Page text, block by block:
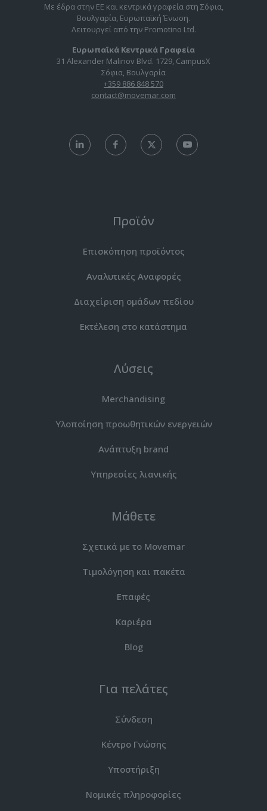
Με έδρα στην ΕΕ και κεντρικά γραφεία στη Σόφια,
Βουλγαρία, Ευρωπαϊκή Ένωση.
Λειτουργεί από την Promotino Ltd.
Ευρωπαϊκά Κεντρικά Γραφεία
31 Alexander Malinov Blvd. 1729, CampusX
Σόφια, Βουλγαρία
+359 886 848 570
contact@movemar.com
Προϊόν
Επισκόπηση προϊόντος
Αναλυτικές Αναφορές
Διαχείριση ομάδων πεδίου
Εκτέλεση στο κατάστημα
Λύσεις
Merchandising
Υλοποίηση προωθητικών ενεργειών
Ανάπτυξη brand
Υπηρεσίες λιανικής
Μάθετε
Σχετικά με το Movemar
Τιμολόγηση και πακέτα
Επαφές
Καριέρα
Blog
Για πελάτες
Σύνδεση
Κέντρο Γνώσης
Υποστήριξη
Νομικές πληροφορίες